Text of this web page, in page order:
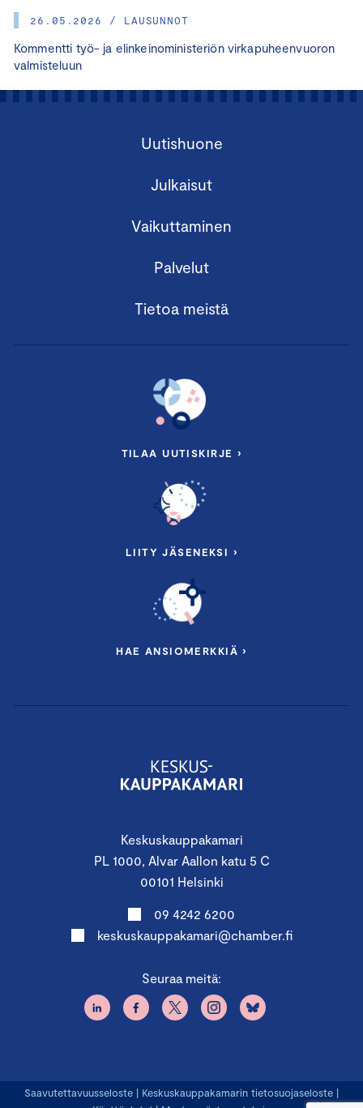
26.05.2026 / LAUSUNNOT
Kommentti työ- ja elinkeinoministeriön virkapuheenvuoron
valmisteluun
Keskuskauppakamari
PL 1000, Alvar Aallon katu 5 C
00101 Helsinki
09 4242 6200
keskuskauppakamari@chamber.fi
Seuraa meitä:
Uutishuone
Julkaisut
Vaikuttaminen
Palvelut
Tietoa meistä
TILAA UUTISKIRJE ›
LIITY JÄSENEKSI ›
HAE ANSIOMERKKIÄ ›
Saavutettavuusseloste | Keskuskauppakamarin tietosuojaseloste |